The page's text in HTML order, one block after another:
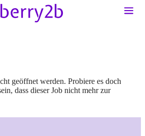
geöffnet werden. Probiere es doch
dass dieser Job nicht mehr zur